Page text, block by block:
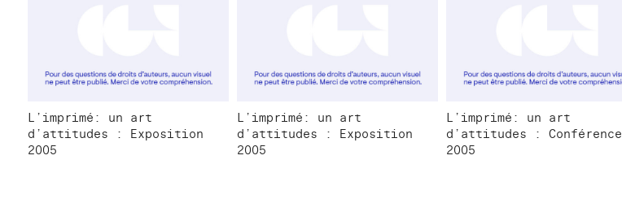
L’imprimé: un art
d’attitudes : Exposition
2005
L’imprimé: un art
d’attitudes : Exposition
2005
L’imprimé: un art
d’attitudes : Conférence
2005